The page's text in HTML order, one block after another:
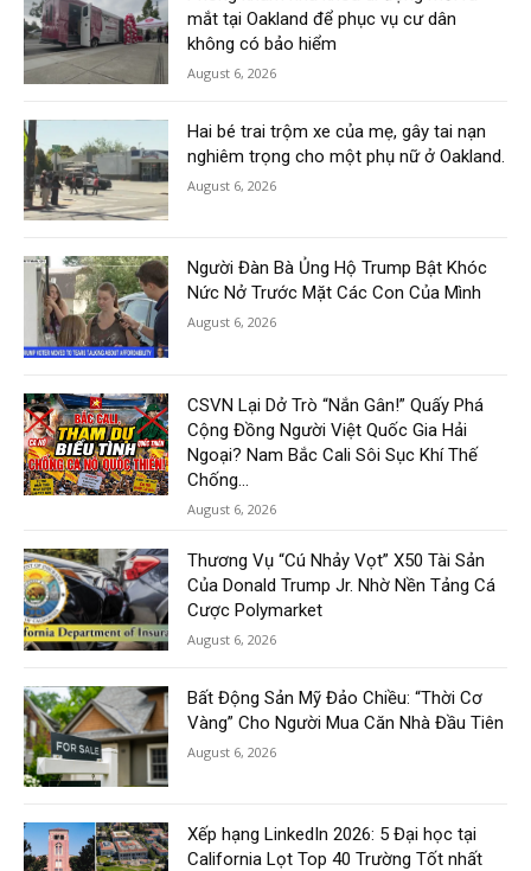
mắt tại Oakland để phục vụ cư dân
không có bảo hiểm
August 6, 2026
Hai bé trai trộm xe của mẹ, gây tai nạn
nghiêm trọng cho một phụ nữ ở Oakland.
August 6, 2026
Người Đàn Bà Ủng Hộ Trump Bật Khóc
Nức Nở Trước Mặt Các Con Của Mình
August 6, 2026
CSVN Lại Dở Trò “Nắn Gân!” Quấy Phá
Cộng Đồng Người Việt Quốc Gia Hải
Ngoại? Nam Bắc Cali Sôi Sục Khí Thế
Chống...
August 6, 2026
Thương Vụ “Cú Nhảy Vọt” X50 Tài Sản
Của Donald Trump Jr. Nhờ Nền Tảng Cá
Cược Polymarket
August 6, 2026
Bất Động Sản Mỹ Đảo Chiều: “Thời Cơ
Vàng” Cho Người Mua Căn Nhà Đầu Tiên
August 6, 2026
Xếp hạng LinkedIn 2026: 5 Đại học tại
California Lọt Top 40 Trường Tốt nhất